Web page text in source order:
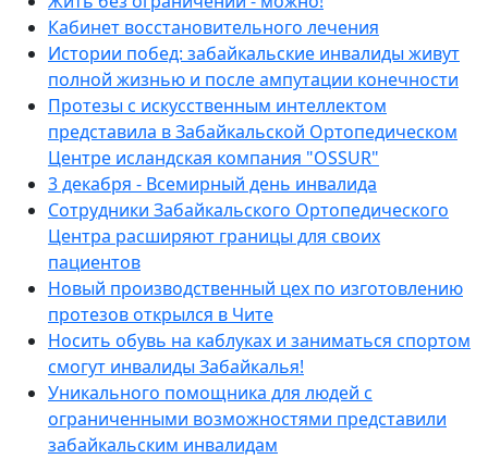
Кабинет восстановительного лечения
Истории побед: забайкальские инвалиды живут
полной жизнью и после ампутации конечности
Протезы с искусственным интеллектом
представила в Забайкальской Ортопедическом
Центре исландская компания "OSSUR"
3 декабря - Всемирный день инвалида
Сотрудники Забайкальского Ортопедического
Центра расширяют границы для своих
пациентов
Новый производственный цех по изготовлению
протезов открылся в Чите
Носить обувь на каблуках и заниматься спортом
смогут инвалиды Забайкалья!
Уникального помощника для людей с
ограниченными возможностями представили
забайкальским инвалидам